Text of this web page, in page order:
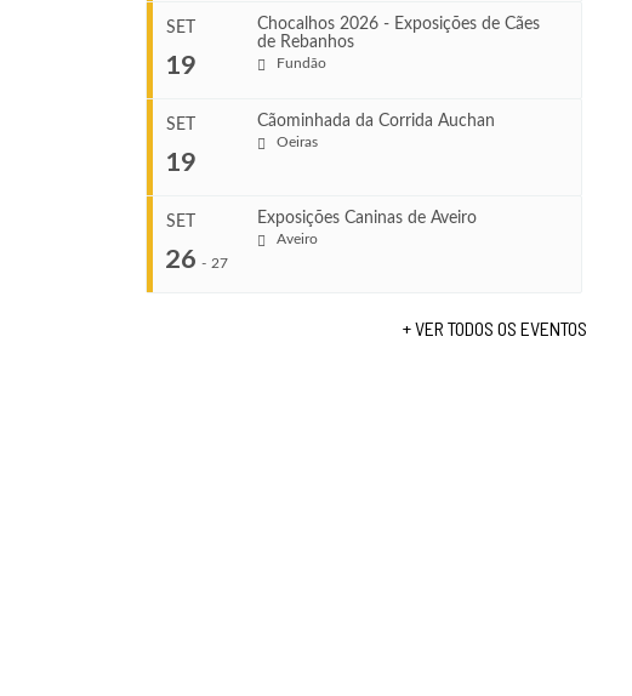
Ago 22, 2026
Ago 23, 2026
VENUE
Set 11, 2026
Set 12, 2026
VENUE
SET
19
Chocalhos 2026 - Exposições de Cães
de Rebanhos
Fundão
COMEÇA
SET
19
Cãominhada da Corrida Auchan
Oeiras
SET
26 - 27
Exposições Caninas de Aveiro
Aveiro
+ VER TODOS OS EVENTOS